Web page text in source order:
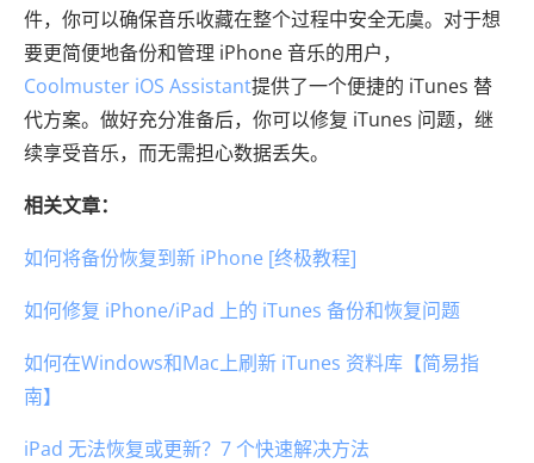
件，你可以确保音乐收藏在整个过程中安全无虞。对于想
要更简便地备份和管理 iPhone 音乐的用户，
Coolmuster iOS Assistant提供了一个便捷的 iTunes 替
代方案。做好充分准备后，你可以修复 iTunes 问题，继
续享受音乐，而无需担心数据丢失。
相关文章：
如何将备份恢复到新 iPhone [终极教程]
如何修复 iPhone/iPad 上的 iTunes 备份和恢复问题
如何在Windows和Mac上刷新 iTunes 资料库【简易指
南】
iPad 无法恢复或更新？7 个快速解决方法